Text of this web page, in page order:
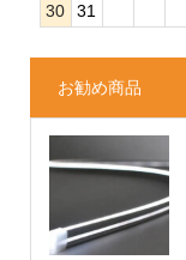
30
31
お勧め商品